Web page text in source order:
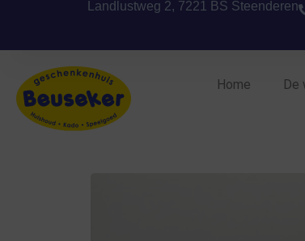
Landlustweg 2, 7221 BS Steenderen
Home De